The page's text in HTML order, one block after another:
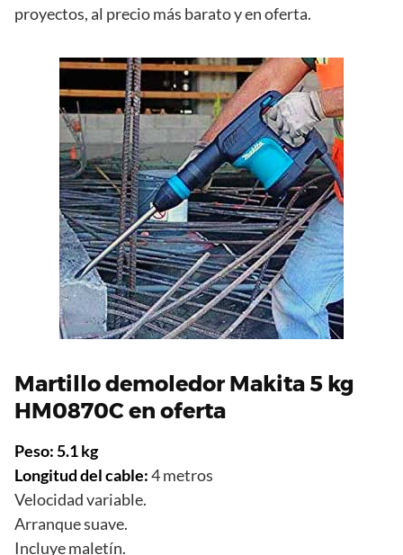
proyectos, al precio más barato y en oferta.
Martillo demoledor Makita 5 kg
HM0870C en oferta
Peso: 5.1 kg
Longitud del cable:4 metros
Velocidad variable.
Arranque suave.
Incluye maletín.